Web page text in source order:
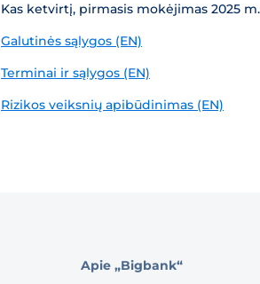
Kas ketvirtį, pirmasis mokėjimas 2025
Galutinės sąlygos (EN)
Terminai ir sąlygos (EN)
Rizikos veiksnių apibūdinimas (EN)
Apie „Bigbank“